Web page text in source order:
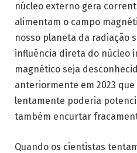
núcleo externo gera
alimentam o campo
nosso planeta da radiação
influência direta do núcleo
magnético seja
anteriormente em 2023
lentamente poderia
também encurtar
Quando os cientistas